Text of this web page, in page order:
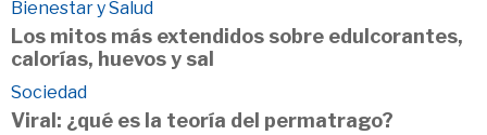
Bienestar y Salud
Los mitos más extendidos sobre edulcorantes,
calorías, huevos y sal
Sociedad
Viral: ¿qué es la teoría del permatrago?